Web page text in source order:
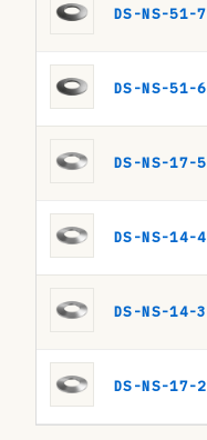
m
s
r
DS-NS-51-7
DS-NS-51-6
DS-NS-17-5
DS-NS-14-4
DS-NS-14-3
DS-NS-17-2